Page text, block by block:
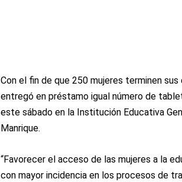
Con el fin de que 250 mujeres terminen
entregó en préstamo igual número de
este sábado en la Institución Educativa
Manrique.
“Favorecer el acceso de las mujeres a la
con mayor incidencia en los procesos de